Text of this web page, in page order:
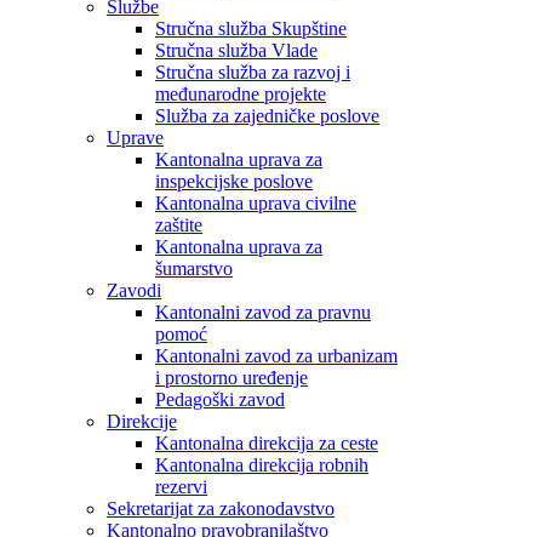
Službe
Stručna služba Skupštine
Stručna služba Vlade
Stručna služba za razvoj i
međunarodne projekte
Služba za zajedničke poslove
Uprave
Kantonalna uprava za
inspekcijske poslove
Kantonalna uprava civilne
zaštite
Kantonalna uprava za
šumarstvo
Zavodi
Kantonalni zavod za pravnu
pomoć
Kantonalni zavod za urbanizam
i prostorno uređenje
Pedagoški zavod
Direkcije
Kantonalna direkcija za ceste
Kantonalna direkcija robnih
rezervi
Sekretarijat za zakonodavstvo
Kantonalno pravobranilaštvo